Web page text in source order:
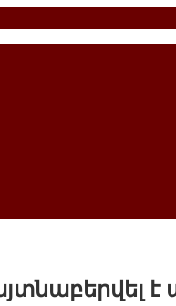
է